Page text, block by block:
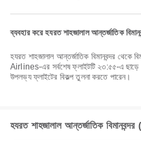
ব্যবহার করে হযরত শাহজালাল আন্তর্জাতিক
হযরত শাহজালাল আন্তর্জাতিক বিমানবন্দর থেকে বিমান বাংলাদেশ এয়ারলাইন্স / Biman Bangladesh
Airlines-এর সর্বশেষ ফ্লাইটটি ২৩:৫৫-এ
উপলভ্য ফ্লাইটের বিকল্প তুলনা করতে পারেন।
হযরত শাহজালাল আন্তর্জাতিক